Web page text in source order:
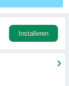
Installeren